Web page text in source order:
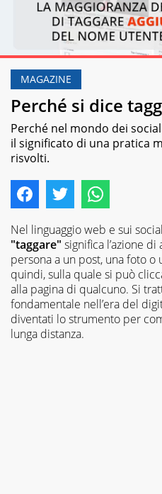
PauseUnmute
MAGAZINE
Perché si dice
Perché nel mondo dei
il significato di una pratica
risvolti.
Nel linguaggio web e sui
"taggare" significa l’azione
persona a un post, una foto o
quindi, sulla quale si può
alla pagina di qualcuno. Si
fondamentale nell’era del
diventati lo strumento per
lunga distanza.